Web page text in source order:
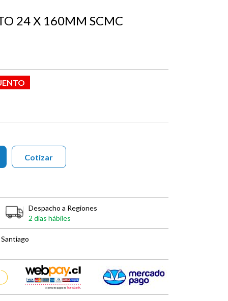
24 X 160MM SCMC
Cotizar
Despacho a Regiones
2 días hábiles